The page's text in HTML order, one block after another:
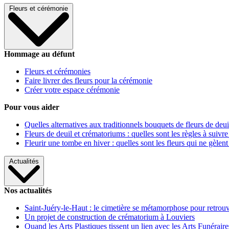
Fleurs et cérémonie
Hommage au défunt
Fleurs et cérémonies
Faire livrer des fleurs pour la cérémonie
Créer votre espace cérémonie
Pour vous aider
Quelles alternatives aux traditionnels bouquets de fleurs de
Fleurs de deuil et crématoriums : quelles sont les règles à
Fleurir une tombe en hiver : quelles sont les fleurs qui ne gèlent
Actualités
Nos actualités
Saint-Juéry-le-Haut : le cimetière se métamorphose pour
Un projet de construction de crématorium à Louviers
Quand les Arts Plastiques tissent un lien avec les Arts